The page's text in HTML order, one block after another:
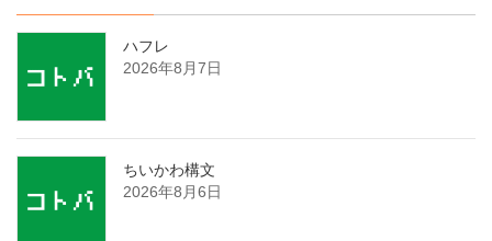
ハフレ
2026年8月7日
ちいかわ構文
2026年8月6日